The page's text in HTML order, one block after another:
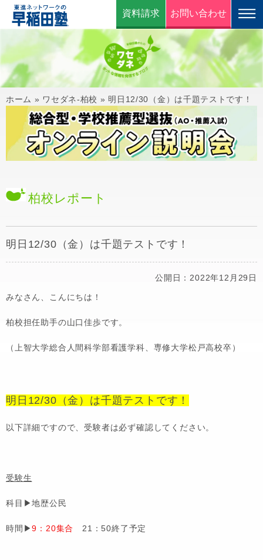
資料請求 お問い合わせ
ホーム » ワセダネ-柏校 » 明日12/30（金）は千題テストです！
柏校 レポート
明日12/30（金）は千題テストです！
公開日：2022年12月29日
みなさん、こんにちは！
柏校担任助手の山口佳歩です。
（上智大学総合人間科学部看護学科、専修大学松戸高校卒）
明日12/30（金）は千題テストです！
以下詳細ですので、受験者は必ず確認してください。
受験生
科目▶地歴公民
時間▶9：20集合 21：50終了予定